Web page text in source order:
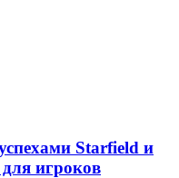
Starfield и
игроков